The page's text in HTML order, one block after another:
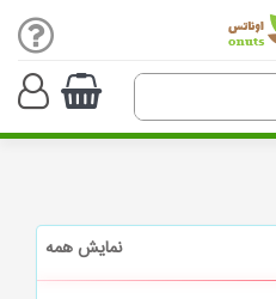
نمایش همه